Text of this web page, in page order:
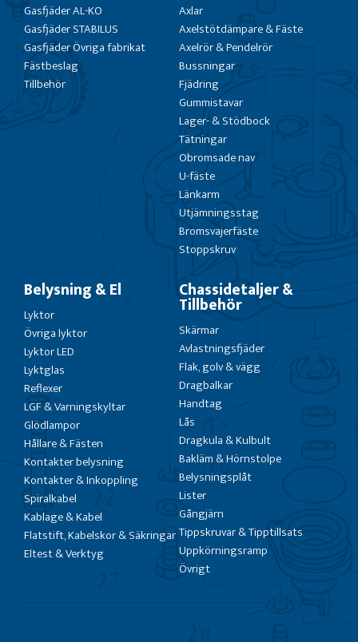
Gasfjäder AL-KO
Gasfjäder STABILUS
Gasfjäder Övriga fabrikat
Fästbeslag
Tillbehör
Axlar
Axelstötdämpare & Fäste
Axelrör & Pendelrör
Bussningar
Fjädring
Gummistavar
Lager- & Stödbock
Tätningar
Obromsade nav
U-fäste
Länkarm
Utjämningsstag
Bromsvajerfäste
Stoppskruv
Belysning & El
Lyktor
Övriga lyktor
Lyktor LED
Lyktglas
Reflexer
LGF & Varningskyltar
Glödlampor
Hållare & Fästen
Kontakter belysning
Kontakter & Inkoppling
Spiralkabel
Kablage & Kabel
Flatstift, Kabelskor & Säkringar
Eltest & Verktyg
Chassidetaljer &
Tillbehör
Skärmar
Avlastningsfjäder
Flak, golv & vägg
Dragbalkar
Handtag
Lås
Dragkula & Kulbult
Bakläm & Hörnstolpe
Belysningsplåt
Lister
Gångjärn
Tippskruvar & Tipptillsats
Uppkörningsramp
Övrigt